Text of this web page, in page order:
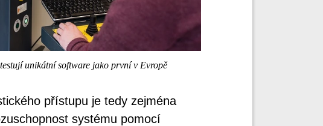
unikátní software jako první v Evropě
přístupu je tedy zejména
systému pomocí